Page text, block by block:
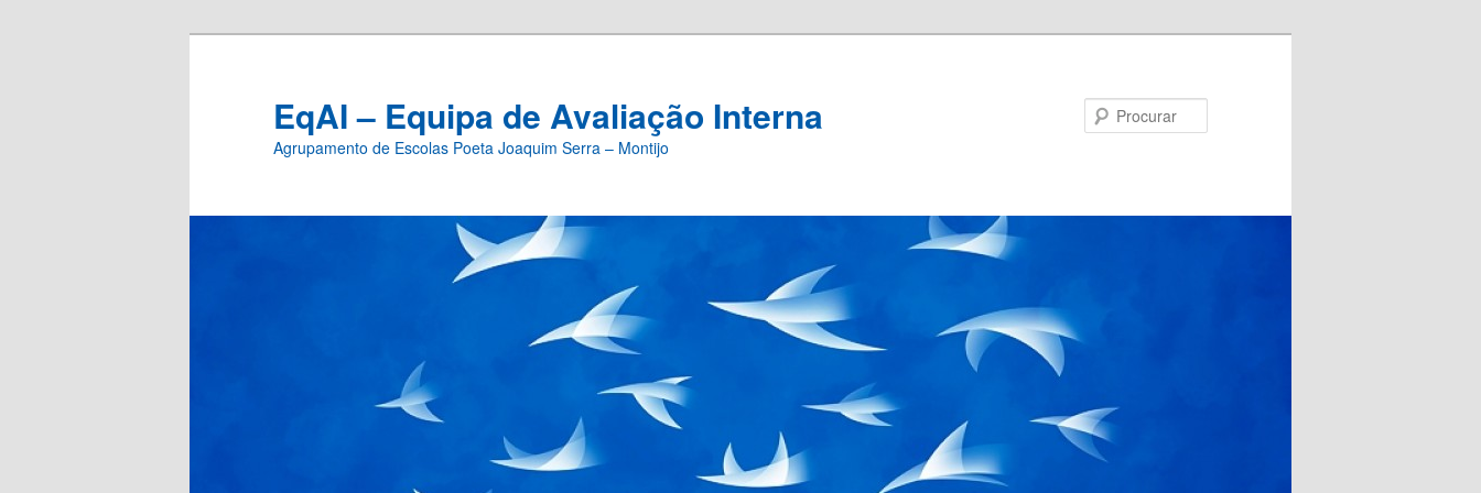
EqAI – Equipa de Avaliação Interna
Agrupamento de Escolas Poeta Joaquim Serra – Montijo